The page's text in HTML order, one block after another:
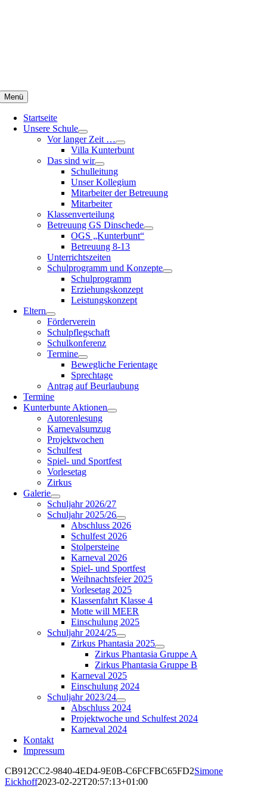
Menü
Startseite
Unsere Schule
Vor langer Zeit …
Villa Kunterbunt
Das sind wir
Schulleitung
Unser Kollegium
Mitarbeiter der Betreuung
Mitarbeiter
Klassenverteilung
Betreuung GS Dinschede
OGS „Kunterbunt“
Betreuung 8-13
Unterrichtszeiten
Schulprogramm und Konzepte
Schulprogramm
Erziehungskonzept
Leistungskonzept
Eltern
Förderverein
Schulpflegschaft
Schulkonferenz
Termine
Bewegliche Ferientage
Sprechtage
Antrag auf Beurlaubung
Termine
Kunterbunte Aktionen
Autorenlesung
Karnevalsumzug
Projektwochen
Schulfest
Spiel- und Sportfest
Vorlesetag
Zirkus
Galerie
Schuljahr 2026/27
Schuljahr 2025/26
Abschluss 2026
Schulfest 2026
Stolpersteine
Karneval 2026
Spiel- und Sportfest
Weihnachtsfeier 2025
Vorlesetag 2025
Klassenfahrt Klasse 4
Motte will MEER
Einschulung 2025
Schuljahr 2024/25
Zirkus Phantasia 2025
Zirkus Phantasia Gruppe A
Zirkus Phantasia Gruppe B
Karneval 2025
Einschulung 2024
Schuljahr 2023/24
Abschluss 2024
Projektwoche und Schulfest 2024
Karneval 2024
Kontakt
Impressum
CB912CC2-9840-4ED4-9E0B-C6FCFBC65FD2Simone
Eickhoff2023-02-22T20:57:13+01:00